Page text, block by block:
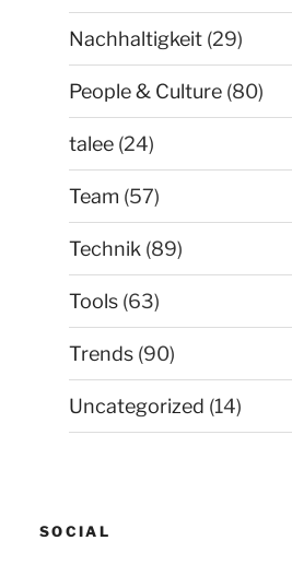
Nachhaltigkeit (29)
People & Culture (80)
talee (24)
Team (57)
Technik (89)
Tools (63)
Trends (90)
Uncategorized (14)
SOCIAL